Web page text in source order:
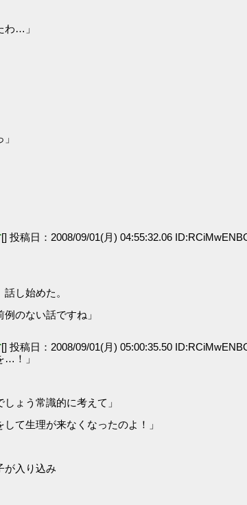
わ…」
[] 投稿日：2008/09/01(月) 04:55:32.06
し始めた。
のない話ですね」
[] 投稿日：2008/09/01(月) 05:00:35.50
…！」
ょう常識的に考えて」
て生理が来なくなったのよ！」
が入り込み